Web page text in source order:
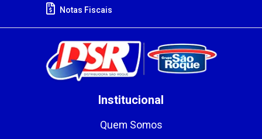
Notas Fiscais
Institucional
Quem Somos